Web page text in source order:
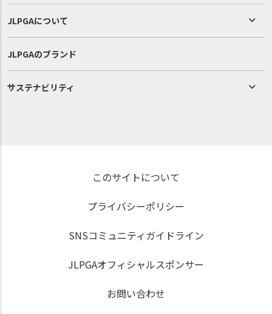
JLPGAについて
JLPGAのブランド
サステナビリティ
このサイトについて
プライバシーポリシー
SNSコミュニティガイドライン
JLPGAオフィシャルスポンサー
お問い合わせ